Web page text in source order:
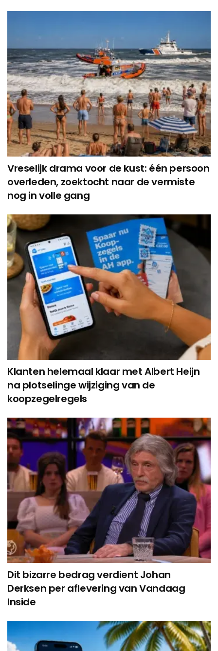
Vreselijk drama voor de kust: één persoon
overleden, zoektocht naar de vermiste
nog in volle gang
Klanten helemaal klaar met Albert Heijn
na plotselinge wijziging van de
koopzegelregels
Dit bizarre bedrag verdient Johan
Derksen per aflevering van Vandaag
Inside